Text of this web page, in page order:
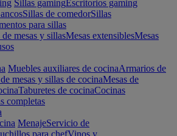
Sillas gamingEscritorios gaming
Sillas de comedorSillas
para sillas
mesas y sillasMesas extensiblesMesas
Muebles auxiliares de cocinaArmarios de
mesas y sillas de cocinaMesas de
Taburetes de cocinaCocinas
completas
MenajeServicio de
para chefVinos y